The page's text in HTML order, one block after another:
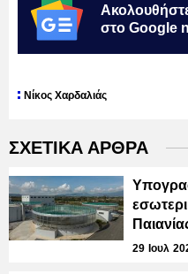
στο Google
Νίκος Χαρδαλιάς
ΣΧΕΤΙΚΑ ΑΡΘΡΑ
29 Ιουλ